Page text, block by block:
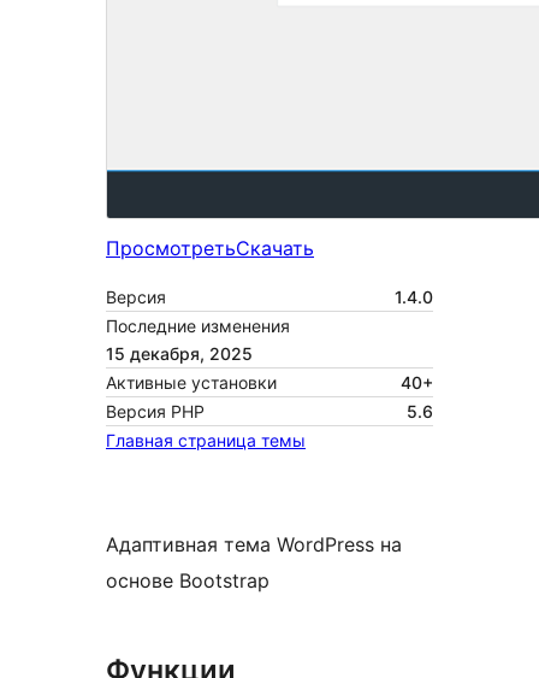
ПросмотретьСкачать
Версия
1.4.0
Последние изменения
15 декабря, 2025
Активные установки
40+
Версия PHP
5.6
Главная страница темы
Адаптивная тема WordPress на
основе Bootstrap
Функции